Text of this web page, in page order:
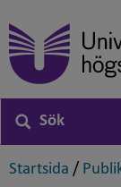
Sök
Startsida ,
/